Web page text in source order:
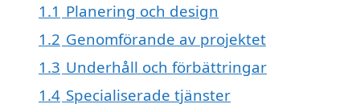
1.1 Planering och design
1.2 Genomförande av projektet
1.3 Underhåll och förbättringar
1.4 Specialiserade tjänster